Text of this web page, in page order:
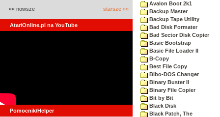
«« nowsze starsze »»
AtariOnline.pl na YouTube
Pomocnik/Helper
Avalon Boot 2k1
Backup Master
Backup Tape Utility
Bad Disk Formater
Bad Sector Disk Copier
Basic Bootstrap
Basic File Loader II
B-Copy
Best File Copy
Bibo-DOS Changer
Binary Buster II
Binary File Copier
Bit by Bit
Black Disk
Black Patch, The